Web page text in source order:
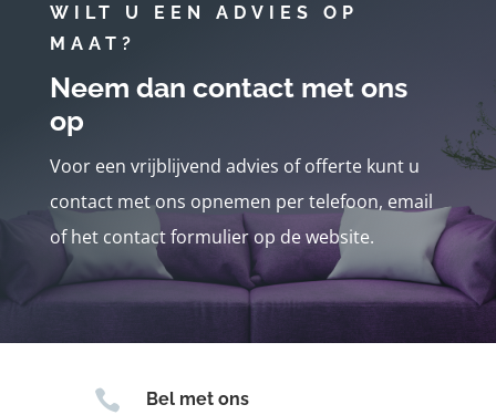
WILT U EEN ADVIES OP
MAAT?
Neem dan contact met ons
op
Voor een vrijblijvend advies of offerte kunt u
contact met ons opnemen per telefoon, email
of het contact formulier op de website.
 Bel met ons